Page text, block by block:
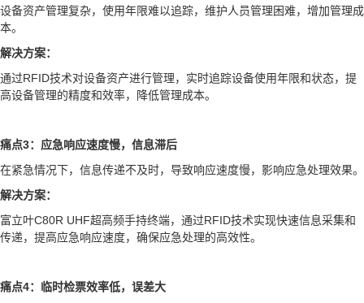
设备资产管理复杂，使用年限难以追踪，维护人员管理困难，增加管理成
本。
解决方案：
通过RFID技术对设备资产进行管理，实时追踪设备使用年限和状态，提
高设备管理的精度和效率，降低管理成本。
痛点3：应急响应速度慢，信息滞后
在紧急情况下，信息传递不及时，导致响应速度慢，影响应急处理效果。
解决方案：
富立叶C80R UHF超高频手持终端，通过RFID技术实现快速信息采集和
传递，提高应急响应速度，确保应急处理的高效性。
痛点4：临时检票效率低，误差大